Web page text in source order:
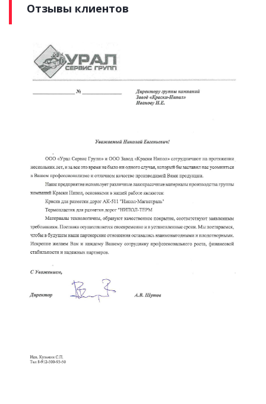
Отзывы клиентов